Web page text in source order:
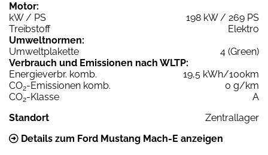
Motor:
kW / PS
198 kW / 269 PS
Treibstoff
Elektro
Umweltnormen:
Umweltplakette
4 (Green)
Verbrauch und Emissionen nach WLTP:
Energieverbr. komb.
19,5 kWh/100km
CO2-Emissionen komb.
0 g/km
CO2-Klasse
A
Standort
Zentrallager
Details zum Ford Mustang Mach-E anzeigen